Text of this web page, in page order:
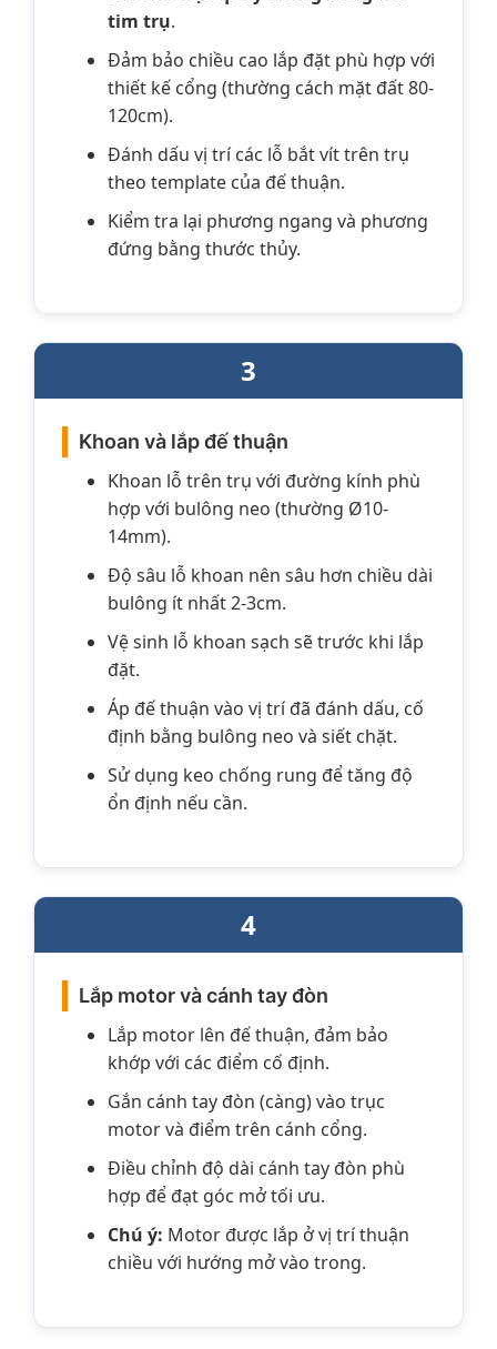
tim trụ.
Đảm bảo chiều cao lắp đặt phù hợp với
thiết kế cổng (thường cách mặt đất 80-
120cm).
Đánh dấu vị trí các lỗ bắt vít trên trụ
theo template của đế thuận.
Kiểm tra lại phương ngang và phương
đứng bằng thước thủy.
3
Khoan và lắp đế thuận
Khoan lỗ trên trụ với đường kính phù
hợp với bulông neo (thường Ø10-
14mm).
Độ sâu lỗ khoan nên sâu hơn chiều dài
bulông ít nhất 2-3cm.
Vệ sinh lỗ khoan sạch sẽ trước khi lắp
đặt.
Áp đế thuận vào vị trí đã đánh dấu, cố
định bằng bulông neo và siết chặt.
Sử dụng keo chống rung để tăng độ
ổn định nếu cần.
4
Lắp motor và cánh tay đòn
Lắp motor lên đế thuận, đảm bảo
khớp với các điểm cố định.
Gắn cánh tay đòn (càng) vào trục
motor và điểm trên cánh cổng.
Điều chỉnh độ dài cánh tay đòn phù
hợp để đạt góc mở tối ưu.
Chú ý: Motor được lắp ở vị trí thuận
chiều với hướng mở vào trong.